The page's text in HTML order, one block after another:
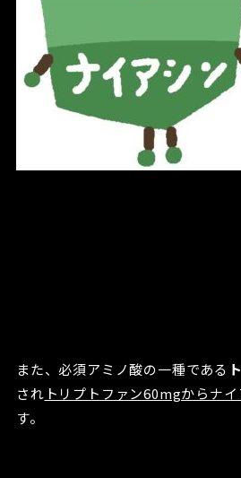
また、必須アミノ酸の一種である
され トリプトファン60mgからナ
す。